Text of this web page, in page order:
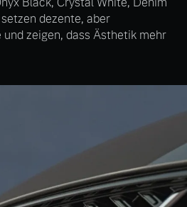
dezente, aber
zeigen, dass Ästhetik mehr